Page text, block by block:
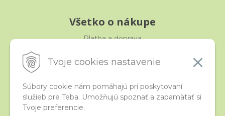
Tvoje cookies nastavenie
Súbory cookie nám pomáhajú pri poskytovaní
služieb pre Teba. Umožňujú spoznať a zapamätať si
Tvoje preferencie.
Všetko o nákupe
Platba a doprava
Obchodné podmienky
iStraka